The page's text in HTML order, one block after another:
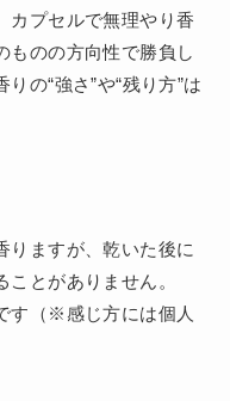
カプセルで無理やり香
ものの方向性で勝負し
の“強さ”や“残り方”は
りますが、乾いた後に
とがありません。
す（※感じ方には個人